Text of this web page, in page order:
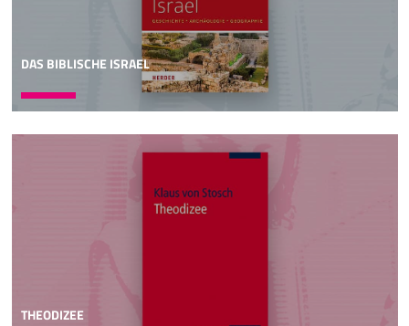
DAS BIBLISCHE ISRAEL
THEODIZEE